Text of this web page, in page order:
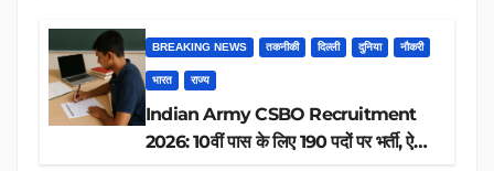
BREAKING NEWS तकनीकी दिल्ली दुनिया नौकरी
भारत राज्य
Indian Army CSBO Recruitment
2026: 10वीं पास के लिए 190 पदों पर भर्ती, ऐसे